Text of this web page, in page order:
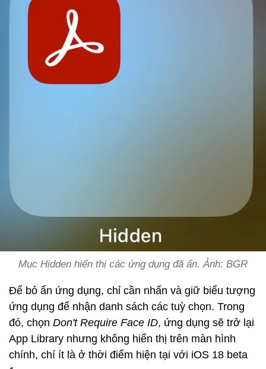
Mục Hidden hiển thị các ứng dụng đã ẩn. Ảnh: BGR
Để bỏ ẩn ứng dụng, chỉ cần nhấn và giữ biểu tượng
ứng dụng để nhận danh sách các tuỳ chọn. Trong
đó, chọn Don't Require Face ID, ứng dụng sẽ trở lại
App Library nhưng không hiển thị trên màn hình
chính, chí ít là ở thời điểm hiện tại với iOS 18 beta